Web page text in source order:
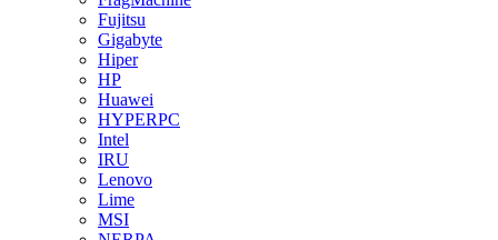
Fujitsu
Gigabyte
Hiper
HP
Huawei
HYPERPC
Intel
IRU
Lenovo
Lime
MSI